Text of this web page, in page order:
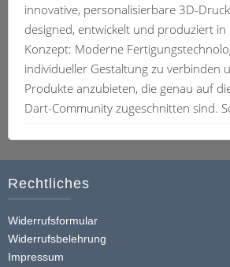
innovative, personalisierbare 3D-
designed, entwickelt und produziert
Konzept: Moderne
individueller Gestaltung zu verbinden
Produkte anzubieten, die genau auf
Dart-Community zugeschnitten sind.
Rechtliches
Widerrufsformular
Widerrufsbelehrung
Impressum